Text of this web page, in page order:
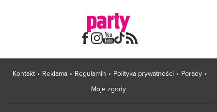
Kontakt Reklama Regulamin Polityka prywatności
Porady
Moje zgody